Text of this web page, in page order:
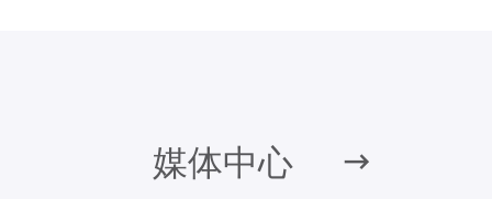
媒体中心